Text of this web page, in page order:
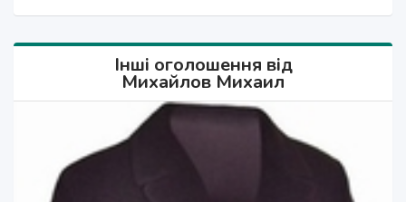
Інші оголошення від
Михайлов Михаил